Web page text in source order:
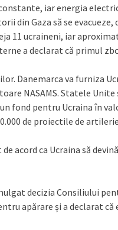
iar energia
din Gaza să se
11 ucraineni, iar
a declarat că primul
Danemarca va furniza
NASAMS. Statele
fond pentru Ucraina în
de proiectile de
acord ca Ucraina să
decizia Consiliului
apărare și a declarat